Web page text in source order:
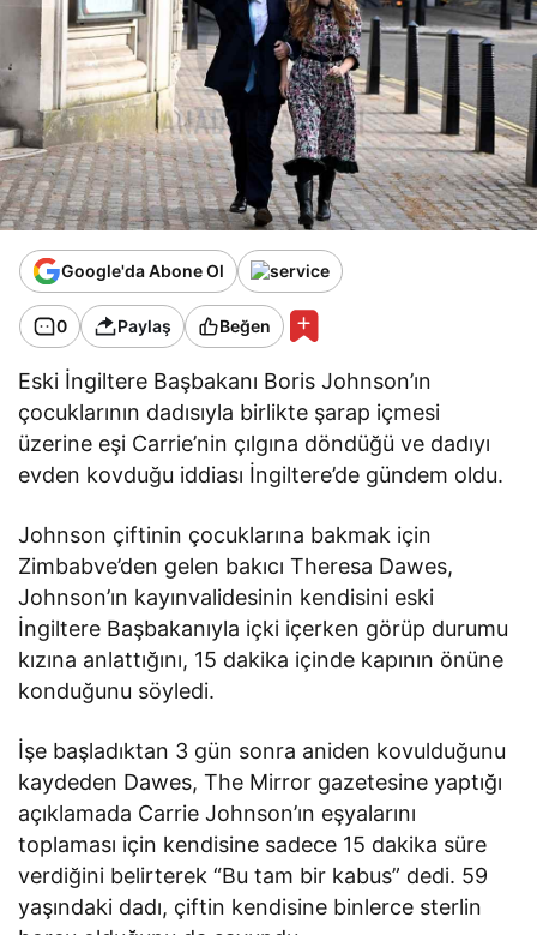
Google'da Abone Ol
0 Paylaş Beğen
Eski İngiltere Başbakanı Boris Johnson’ın
çocuklarının dadısıyla birlikte şarap içmesi
üzerine eşi Carrie’nin çılgına döndüğü ve dadıyı
evden kovduğu iddiası İngiltere’de gündem oldu.
Johnson çiftinin çocuklarına bakmak için
Zimbabve’den gelen bakıcı Theresa Dawes,
Johnson’ın kayınvalidesinin kendisini eski
İngiltere Başbakanıyla içki içerken görüp durumu
kızına anlattığını, 15 dakika içinde kapının önüne
konduğunu söyledi.
İşe başladıktan 3 gün sonra aniden kovulduğunu
kaydeden Dawes, The Mirror gazetesine yaptığı
açıklamada Carrie Johnson’ın eşyalarını
toplaması için kendisine sadece 15 dakika süre
verdiğini belirterek “Bu tam bir kabus” dedi. 59
yaşındaki dadı, çiftin kendisine binlerce sterlin